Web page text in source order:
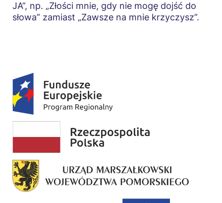
JA”, np. „Złości mnie, gdy nie mogę dojść do
słowa” zamiast „Zawsze na mnie krzyczysz”.